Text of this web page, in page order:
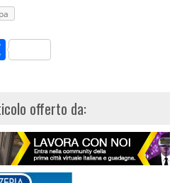
Share
offerto da: